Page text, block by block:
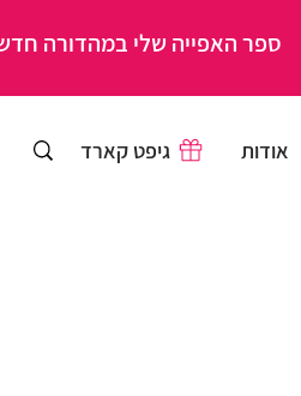
ספר האפייה שלי במהדורה
גיפט קארד אודות